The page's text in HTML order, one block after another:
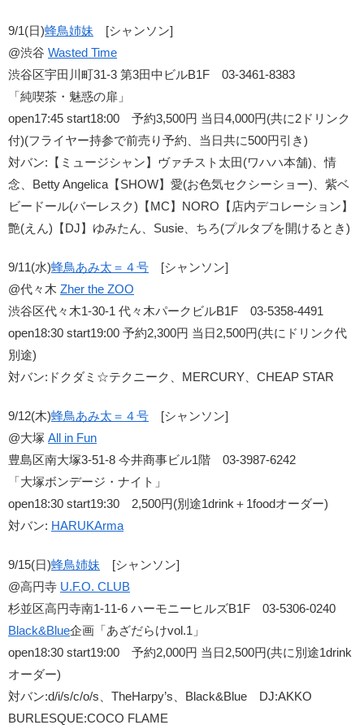
9/1(日)蜂鳥姉妹 [シャンソン]
@渋谷 Wasted Time
渋谷区宇田川町31-3 第3田中ビルB1F 03-3461-8383
「純喫茶・魅惑の扉」
open17:45 start18:00 予約3,500円 当日4,000円(共に2ドリンク
付)(フライヤー持参で前売り予約、当日共に500円引き)
対バン:【ミュージシャン】ヴァチスト太田(ワハハ本舗)、情
念、Betty Angelica【SHOW】愛(お色気セクシーショー)、紫ベ
ビードール(バーレスク)【MC】NORO【店内デコレーション】
艶(えん)【DJ】ゆみたん、Susie、ちろ(プルタブを開けるとき)
9/11(水)蜂鳥あみ太＝４号 [シャンソン]
@代々木 Zher the ZOO
渋谷区代々木1-30-1 代々木パークビルB1F 03-5358-4491
open18:30 start19:00 予約2,300円 当日2,500円(共にドリンク代
別途)
対バン:ドクダミ☆テクニーク、MERCURY、CHEAP STAR
9/12(木)蜂鳥あみ太＝４号 [シャンソン]
@大塚 All in Fun
豊島区南大塚3-51-8 今井商事ビル1階 03-3987-6242
「大塚ボンデージ・ナイト」
open18:30 start19:30 2,500円(別途1drink＋1foodオーダー)
対バン: HARUKArma
9/15(日)蜂鳥姉妹 [シャンソン]
@高円寺 U.F.O. CLUB
杉並区高円寺南1-11-6 ハーモニーヒルズB1F 03-5306-0240
Black&Blue企画「あざだらけvol.1」
open18:30 start19:00 予約2,000円 当日2,500円(共に別途1drink
オーダー)
対バン:d/i/s/c/o/s、TheHarpy’s、Black&Blue DJ:AKKO
BURLESQUE:COCO FLAME